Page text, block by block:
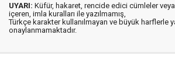
UYARI: Küfür, hakaret, rencide edici cümleler veya
içeren, imla kuralları ile yazılmamış,
Türkçe karakter kullanılmayan ve büyük harflerle
onaylanmamaktadır.